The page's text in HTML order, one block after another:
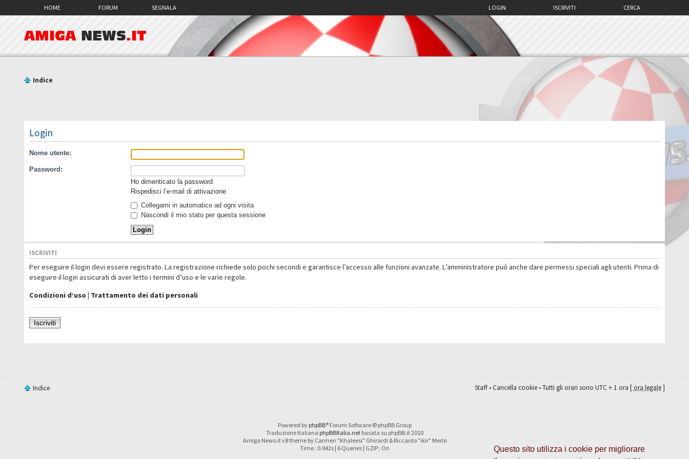
Questo sito utilizza i cookie per migliorare
HOME FORUM SEGNALA CERCA
ISCRIVITI
LOGIN
AMIGA NEWS.IT
Indice
Login
Nome utente:
Password:
Ho dimenticato la password
Rispedisci l’e-mail di attivazione
Collegami in automatico ad ogni visita
Nascondi il mio stato per questa sessione
ISCRIVITI
Per eseguire il login devi essere registrato. La registrazione richiede solo pochi secondi e garantisce l’accesso alle funzioni avanzate. L’amministratore puó anche dare permessi speciali agli utenti. Prima di
eseguire il login assicurati di aver letto i termini d’uso e le varie regole.
Condizioni d’uso | Trattamento dei dati personali
Iscriviti
Indice Staff•Cancella cookie• Tutti gli orari sono UTC + 1 ora [ora legale]
Powered by phpBB® Forum Software © phpBB Group
Traduzione Italiana phpBBItalia.netbasata su phpBB.it 2010
Amiga News.it v8 theme by Carmen "Khaleesi" Ghirardi & Riccardo "ikir" Merlo
Time : 0.042s | 6 Queries | GZIP : On